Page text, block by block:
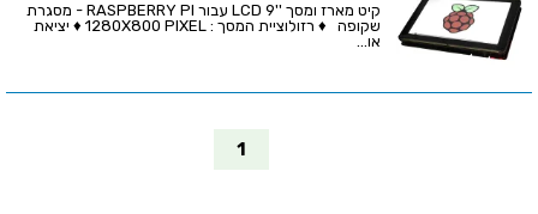
קיט מארז ומסך ''9 LCD עבור RASPBERRY PI - מסגרת
שקופה ♦ רזולוציית המסך : 1280X800 PIXEL ♦ יציאת
או...
1